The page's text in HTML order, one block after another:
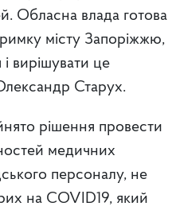
Обласна влада готова
місту Запоріжжю,
вирішувати це
Старух.
рішення провести
медичних
персоналу, не
на COVID19, який